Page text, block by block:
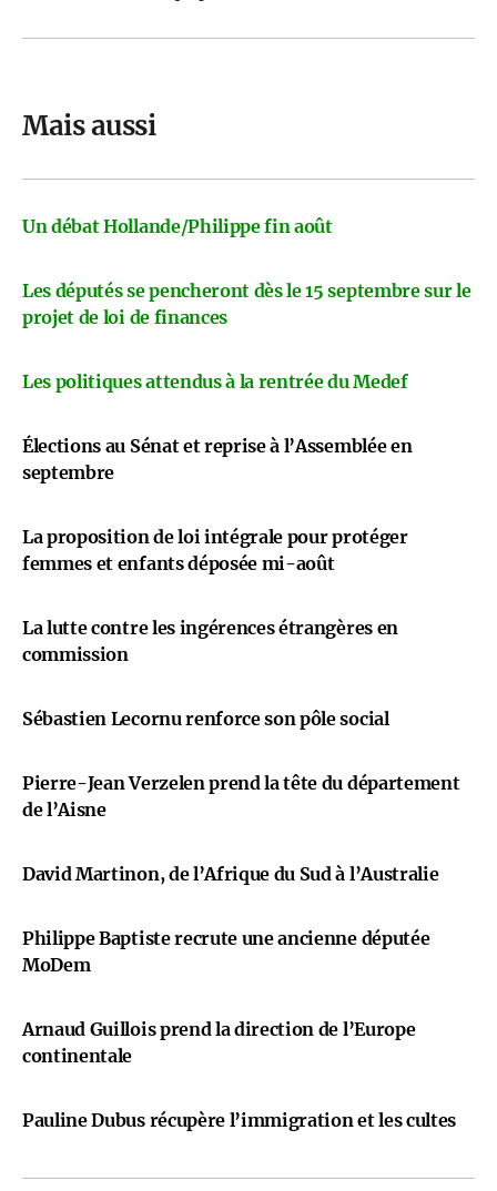
Mais aussi
Un débat Hollande/Philippe fin août
Les députés se pencheront dès le 15 septembre sur le
projet de loi de finances
Les politiques attendus à la rentrée du Medef
Élections au Sénat et reprise à l’Assemblée en
septembre
La proposition de loi intégrale pour protéger
femmes et enfants déposée mi-août
La lutte contre les ingérences étrangères en
commission
Sébastien Lecornu renforce son pôle social
Pierre-Jean Verzelen prend la tête du département
de l’Aisne
David Martinon, de l’Afrique du Sud à l’Australie
Philippe Baptiste recrute une ancienne députée
MoDem
Arnaud Guillois prend la direction de l’Europe
continentale
Pauline Dubus récupère l’immigration et les cultes